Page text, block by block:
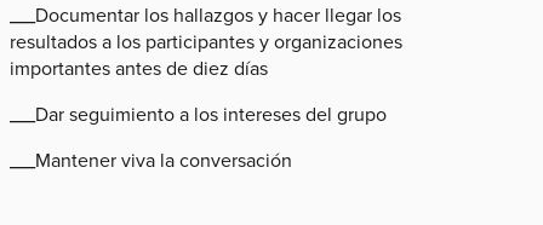
___Documentar los hallazgos y hacer llegar los
resultados a los participantes y organizaciones
importantes antes de diez días
___Dar seguimiento a los intereses del grupo
___Mantener viva la conversación